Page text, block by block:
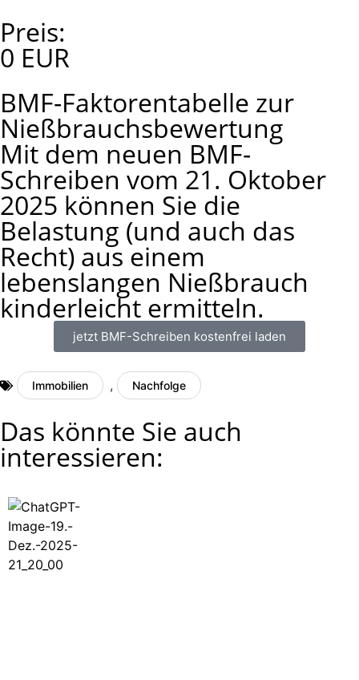
Preis:
0 EUR
BMF-Faktorentabelle zur
Nießbrauchsbewertung
Mit dem neuen BMF-
Schreiben vom 21. Oktober
2025 können Sie die
Belastung (und auch das
Recht) aus einem
lebenslangen Nießbrauch
kinderleicht ermitteln.
jetzt BMF-Schreiben kostenfrei laden
Immobilien , Nachfolge
Das könnte Sie auch
interessieren: